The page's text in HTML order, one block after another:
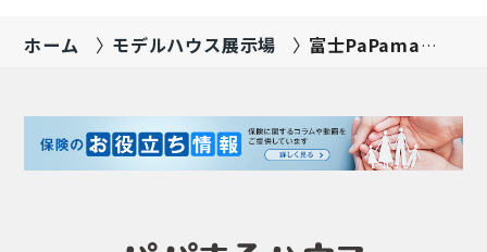
ホーム
モデルハウス展示場
富士PaPamaru